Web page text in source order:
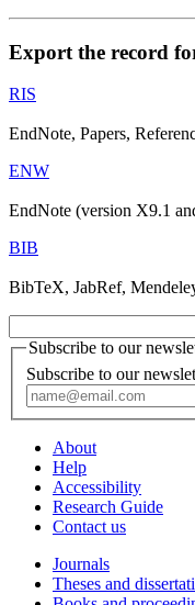
Export the record
RIS
EndNote, Papers,
ENW
EndNote (version X9.1
BIB
BibTeX, JabRef,
Subscribe to our
Subscribe to our
About
Help
Accessibility
Research Guide
Contact us
Journals
Theses and